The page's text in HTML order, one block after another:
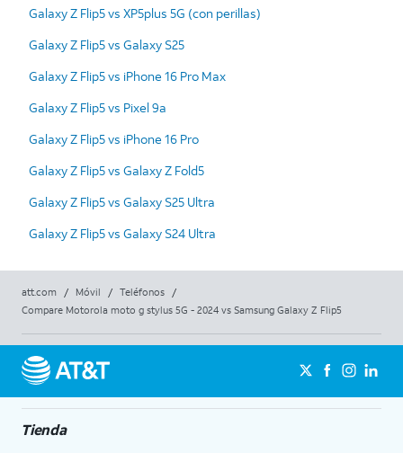
Galaxy Z Flip5 vs XP5plus 5G (con perillas)
Galaxy Z Flip5 vs Galaxy S25
Galaxy Z Flip5 vs iPhone 16 Pro Max
Galaxy Z Flip5 vs Pixel 9a
Galaxy Z Flip5 vs iPhone 16 Pro
Galaxy Z Flip5 vs Galaxy Z Fold5
Galaxy Z Flip5 vs Galaxy S25 Ultra
Galaxy Z Flip5 vs Galaxy S24 Ultra
att.com / Móvil / Teléfonos
/
Compare Motorola moto g stylus 5G - 2024 vs Samsung Galaxy Z Flip5
Tienda